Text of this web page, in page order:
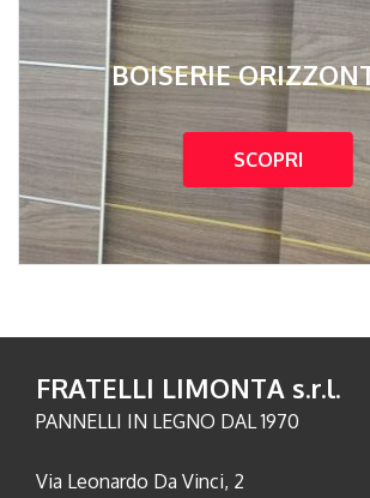
BOISERIE
SCOPRI
FRATELLI LIMONTA s.r.l.
PANNELLI IN LEGNO DAL 1970
Via Leonardo Da Vinci, 2